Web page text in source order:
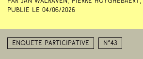
Par Jan Walraven, Pierre
Publié le 04/06/2026
Enquête participative N°43